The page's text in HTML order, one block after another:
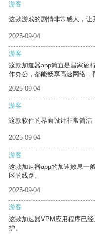
游客
这款游戏的剧情非常感人，让
2025-09-04
游客
这款加速器app简直是居家旅
作办公，都能畅享高速网络，
2025-09-04
游客
这款软件的界面设计非常简洁
2025-09-04
游客
这款加速器app的加速效果一
区的线路。
2025-09-04
游客
这款加速器VPM应用程序已
护。